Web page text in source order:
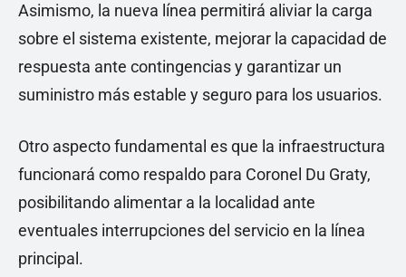
Asimismo, la nueva línea permitirá aliviar la carga
sobre el sistema existente, mejorar la capacidad de
respuesta ante contingencias y garantizar un
suministro más estable y seguro para los usuarios.
Otro aspecto fundamental es que la infraestructura
funcionará como respaldo para Coronel Du Graty,
posibilitando alimentar a la localidad ante
eventuales interrupciones del servicio en la línea
principal.